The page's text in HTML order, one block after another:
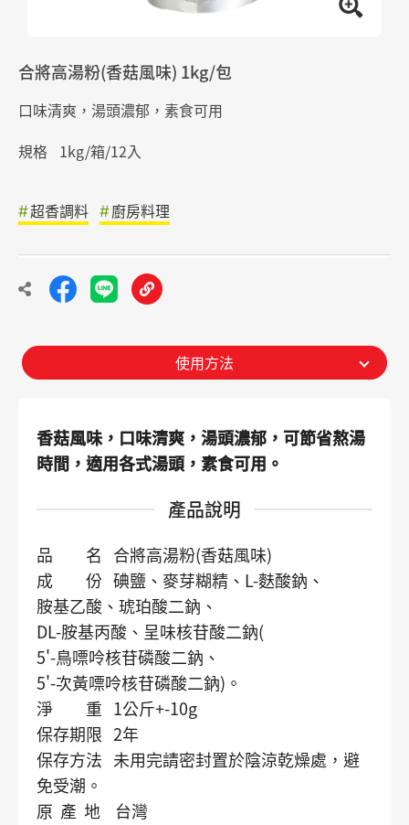
合將高湯粉(香菇風味) 1kg/包
口味清爽，湯頭濃郁，素食可用
規格 1kg/箱/12入
超香調料 廚房料理
使用方法
香菇風味，口味清爽，湯頭濃郁，可節省熬湯
時間，適用各式湯頭，素食可用。
產品說明
品 名 合將高湯粉(香菇風味)
成 份 碘鹽、麥芽糊精、L-麩酸鈉、
胺基乙酸、 琥珀酸二鈉、
DL-胺基丙酸、呈味核苷酸二鈉(
5'-鳥嘌呤核苷磷酸二鈉、
5'-次黃嘌呤核苷磷酸二鈉)。
淨 重 1公斤+-10g
保存期限 2年
保存方法 未用完請密封置於陰涼乾燥處，避
免受潮。
原 產 地 台灣